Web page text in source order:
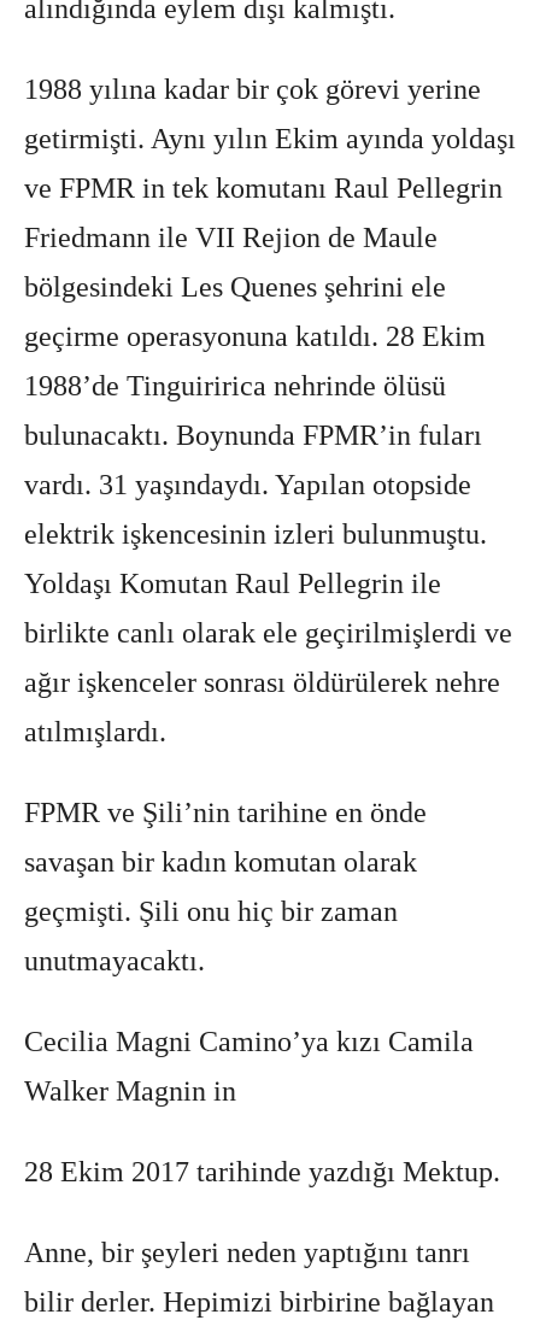
alındığında eylem dışı kalmıştı.
1988 yılına kadar bir çok görevi yerine
getirmişti. Aynı yılın Ekim ayında yoldaşı
ve FPMR in tek komutanı Raul Pellegrin
Friedmann ile VII Rejion de Maule
bölgesindeki Les Quenes şehrini ele
geçirme operasyonuna katıldı. 28 Ekim
1988’de Tinguiririca nehrinde ölüsü
bulunacaktı. Boynunda FPMR’in fuları
vardı. 31 yaşındaydı. Yapılan otopside
elektrik işkencesinin izleri bulunmuştu.
Yoldaşı Komutan Raul Pellegrin ile
birlikte canlı olarak ele geçirilmişlerdi ve
ağır işkenceler sonrası öldürülerek nehre
atılmışlardı.
FPMR ve Şili’nin tarihine en önde
savaşan bir kadın komutan olarak
geçmişti. Şili onu hiç bir zaman
unutmayacaktı.
Cecilia Magni Camino’ya kızı Camila
Walker Magnin in
28 Ekim 2017 tarihinde yazdığı Mektup.
Anne, bir şeyleri neden yaptığını tanrı
bilir derler. Hepimizi birbirine bağlayan